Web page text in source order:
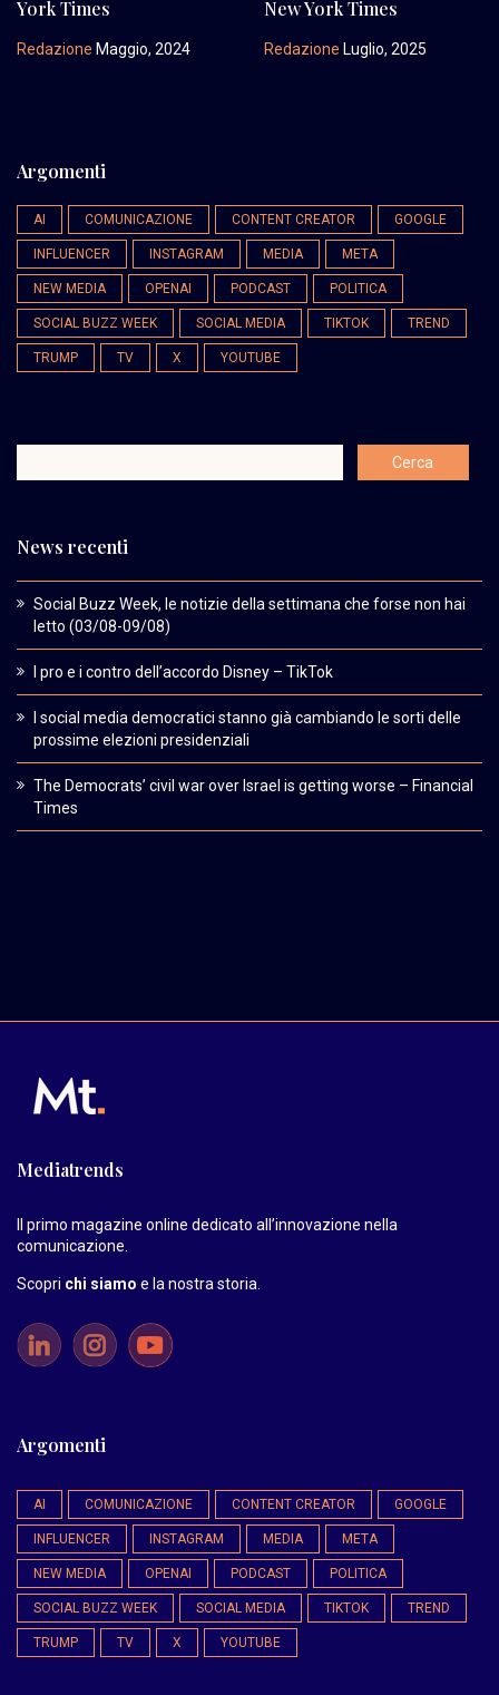
York Times
Redazione Maggio, 2024
New York Times
Redazione Luglio, 2025
Argomenti
AI COMUNICAZIONE CONTENT CREATOR GOOGLE
INFLUENCER INSTAGRAM MEDIA META
NEW MEDIA OPENAI PODCAST POLITICA
SOCIAL BUZZ WEEK SOCIAL MEDIA TIKTOK TREND
TRUMP TV X YOUTUBE
News recenti
Social Buzz Week, le notizie della settimana che forse non hai
letto (03/08-09/08)
I pro e i contro dell’accordo Disney – TikTok
I social media democratici stanno già cambiando le sorti delle
prossime elezioni presidenziali
The Democrats’ civil war over Israel is getting worse – Financial
Times
Mediatrends
Il primo magazine online dedicato all’innovazione nella
comunicazione.
Scopri chi siamo e la nostra storia
Argomenti
AI COMUNICAZIONE CONTENT CREATOR GOOGLE
INFLUENCER INSTAGRAM MEDIA META
NEW MEDIA OPENAI PODCAST POLITICA
SOCIAL BUZZ WEEK SOCIAL MEDIA TIKTOK TREND
TRUMP TV X YOUTUBE